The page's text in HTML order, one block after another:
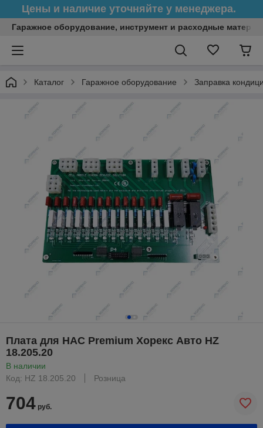
Цены и наличие уточняйте у менеджера.
Гаражное оборудование, инструмент и расходные
Каталог Гаражное оборудование Заправка
Плата для HAC Premium Хорекс Авто HZ
18.205.20
В наличии
Код: HZ 18.205.20
Розница
704 руб.